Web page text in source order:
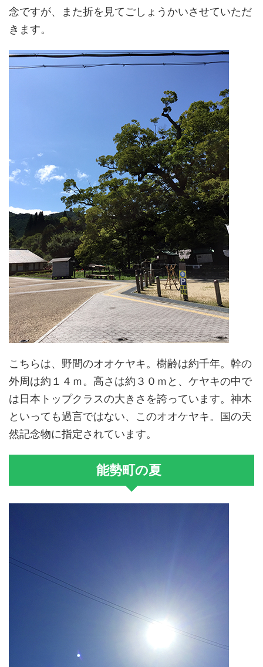
念ですが、また折を見てごしょうかいさせていただ
きます。
こちらは、野間のオオケヤキ。樹齢は約千年。幹の
外周は約１４ｍ。高さは約３０ｍと、ケヤキの中で
は日本トップクラスの大きさを誇っています。神木
といっても過言ではない、このオオケヤキ。国の天
然記念物に指定されています。
能勢町の夏